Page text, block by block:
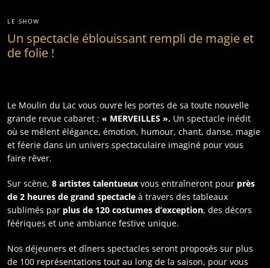
LE SHOW
Un spectacle éblouissant rempli de magie et
de folie !
Le Moulin du Lac vous ouvre les portes de sa toute nouvelle
grande revue cabaret : « MERVEILLES ». Un spectacle inédit
où se mêlent élégance, émotion, humour, chant, danse, magie
et féerie dans un univers spectaculaire imaginé pour vous
faire rêver.
Sur scène, 8 artistes talentueux vous entraîneront pour près
de 2 heures de grand spectacle à travers des tableaux
sublimés par plus de 120 costumes d’exception, des décors
féériques et une ambiance festive unique.
Nos déjeuners et dîners spectacles seront proposés sur plus
de 100 représentations tout au long de la saison, pour vous